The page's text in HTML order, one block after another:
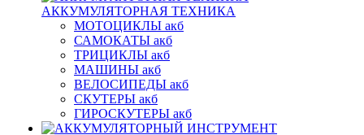
АККУМУЛЯТОРНАЯ ТЕХНИКА
МОТОЦИКЛЫ акб
САМОКАТЫ акб
ТРИЦИКЛЫ акб
МАШИНЫ акб
ВЕЛОСИПЕДЫ акб
СКУТЕРЫ акб
ГИРОСКУТЕРЫ акб